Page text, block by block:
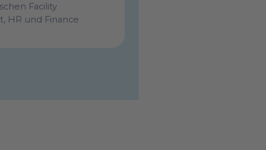
Facility
HR und Finance